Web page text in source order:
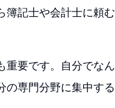
簿記士や会計士に頼
重要です。自分でな
の専門分野に集中す